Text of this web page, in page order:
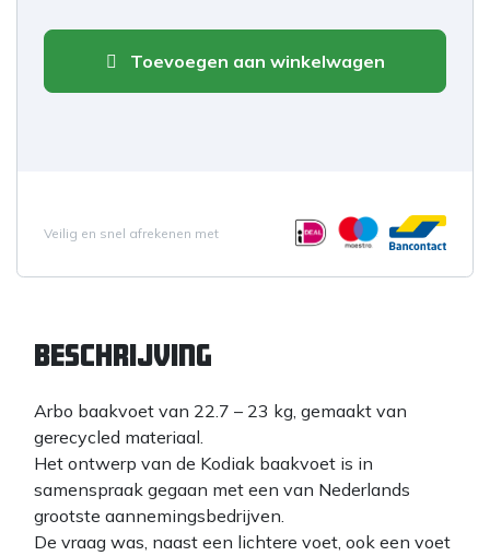
Toevoegen aan winkelwagen
Veilig en snel afrekenen met
Beschrijving
Arbo baakvoet van 22.7 – 23 kg, gemaakt van
gerecycled materiaal.
Het ontwerp van de Kodiak baakvoet is in
samenspraak gegaan met een van Nederlands
grootste aannemingsbedrijven.
De vraag was, naast een lichtere voet, ook een voet